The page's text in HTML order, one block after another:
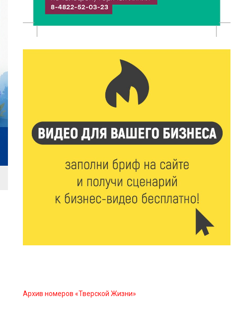
Водителям автобусов в Тверской области
6 Авг 2026 12:01 128
Развитие надпрофессиональных компетенций:
студенческий актив ТвГМУ посетил культурную
Уйти красиво: как жители Твери расстаются с
работодателями
6 Авг 2026 11:25 202
В Твери обновили отделение гнойной хирургии
Архив номеров «Тверской Жизни»